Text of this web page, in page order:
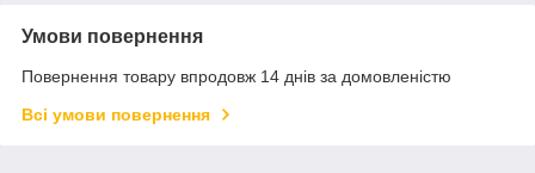
Умови повернення
Повернення товару впродовж 14 днів за домовленістю
Всі умови повернення